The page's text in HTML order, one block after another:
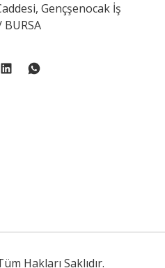
Gençşenocak İş
Hakları Saklıdır.